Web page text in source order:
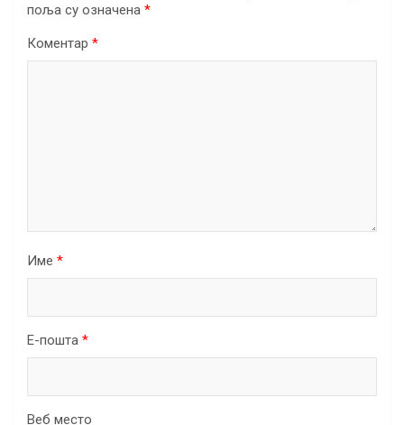
поља су означена *
Коментар *
Име *
Е-пошта *
Веб место